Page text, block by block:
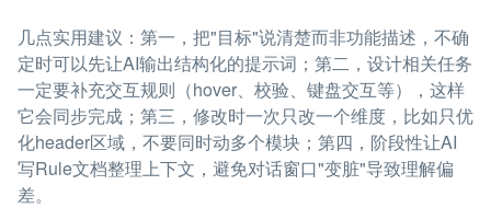
几点实用建议：第一，把"目标"说清楚而非功能描述，不确
定时可以先让AI输出结构化的提示词；第二，设计相关任务
一定要补充交互规则（hover、校验、键盘交互等），这样
它会同步完成；第三，修改时一次只改一个维度，比如只优
化header区域，不要同时动多个模块；第四，阶段性让AI
写Rule文档整理上下文，避免对话窗口"变脏"导致理解偏
差。